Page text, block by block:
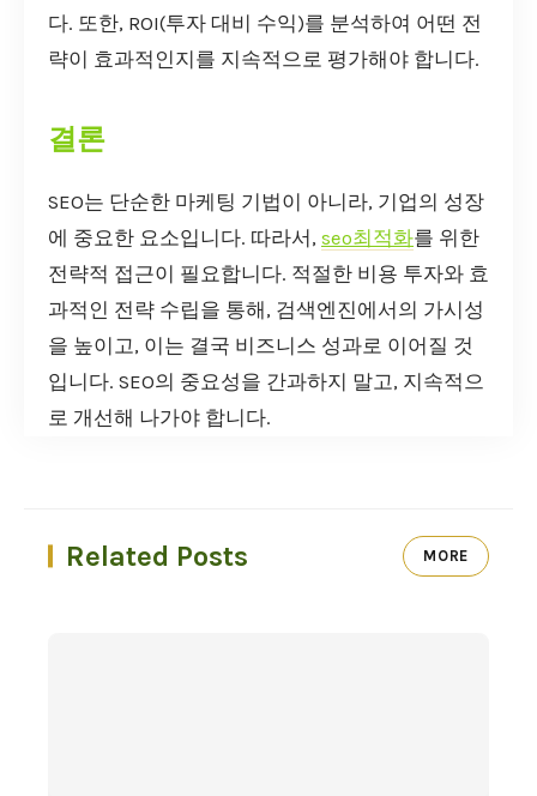
다. 또한, ROI(투자 대비 수익)를 분석하여 어떤 전
략이 효과적인지를 지속적으로 평가해야 합니다.
결론
SEO는 단순한 마케팅 기법이 아니라, 기업의 성장
에 중요한 요소입니다. 따라서, seo최적화를 위한
전략적 접근이 필요합니다. 적절한 비용 투자와 효
과적인 전략 수립을 통해, 검색엔진에서의 가시성
을 높이고, 이는 결국 비즈니스 성과로 이어질 것
입니다. SEO의 중요성을 간과하지 말고, 지속적으
로 개선해 나가야 합니다.
Related Posts MORE